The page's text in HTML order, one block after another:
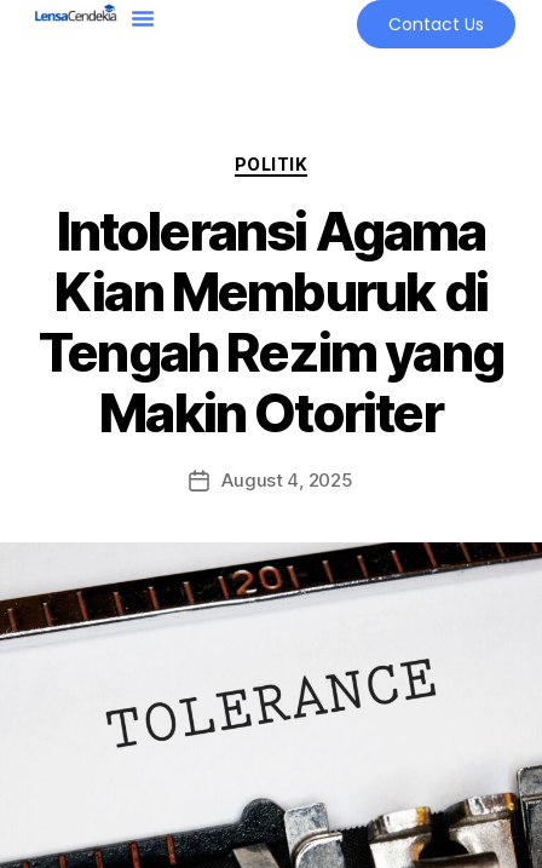
Contact Us
POLITIK
Intoleransi Agama
Kian Memburuk di
Tengah Rezim yang
Makin Otoriter
August 4, 2025